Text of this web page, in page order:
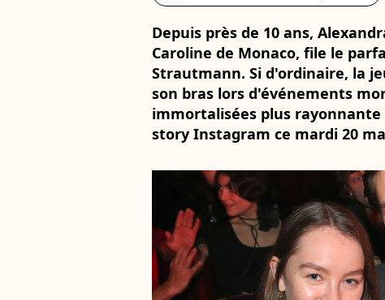
Depuis près de 10 ans,
Caroline de Monaco, file le
Strautmann. Si d'ordinaire, la
son bras lors d'événements
immortalisées plus rayonnante
story Instagram ce mardi 20